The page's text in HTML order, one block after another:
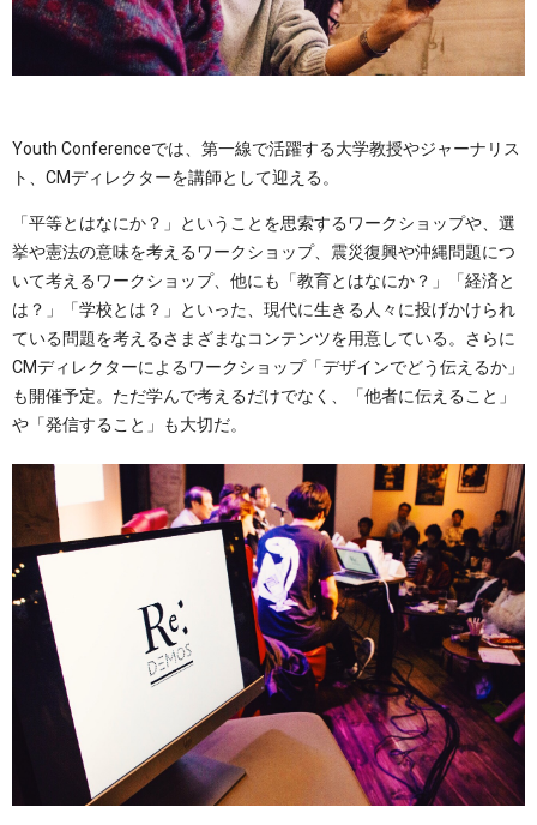
Youth Conferenceでは、第一線で活躍する大学教授やジャーナリス
ト、CMディレクターを講師として迎える。
「平等とはなにか？」ということを思索するワークショップや、選
挙や憲法の意味を考えるワークショップ、震災復興や沖縄問題につ
いて考えるワークショップ、他にも「教育とはなにか？」「経済と
は？」「学校とは？」といった、現代に生きる人々に投げかけられ
ている問題を考えるさまざまなコンテンツを用意している。さらに
CMディレクターによるワークショップ「デザインでどう伝えるか」
も開催予定。ただ学んで考えるだけでなく、「他者に伝えること」
や「発信すること」も大切だ。